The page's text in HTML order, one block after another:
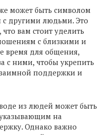
может быть символом
с другими людьми. Это
вам стоит уделить
с близкими и
для общения,
с ними, чтобы укрепить
поддержки и
из людей может быть
на
Однако важно